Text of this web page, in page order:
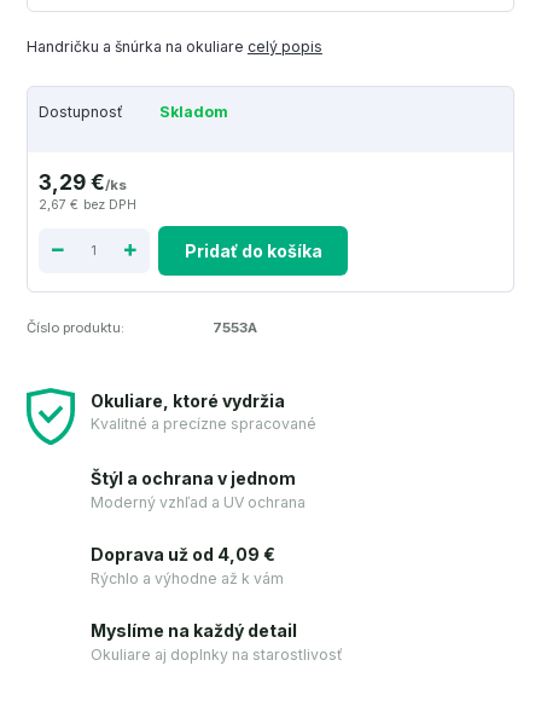
Handričku a šnúrka na okuliare celý popis
Dostupnosť Skladom
3,29 €/ks
2,67 € bez DPH
Pridať do košíka
Číslo produktu: 7553A
Okuliare, ktoré vydržia
Kvalitné a precízne spracované
Štýl a ochrana v jednom
Moderný vzhľad a UV ochrana
Doprava už od 4,09 €
Rýchlo a výhodne až k vám
Myslíme na každý detail
Okuliare aj doplnky na starostlivosť